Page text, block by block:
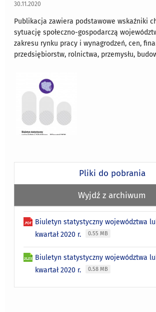
30.11.2020
Publikacja zawiera podstawowe wskaźniki
sytuację społeczno-gospodarczą
zakresu rynku pracy i wynagrodzeń, cen,
przedsiębiorstw, rolnictwa, przemysłu,
Pliki do pobrania
Wyjdź z archiwum
Biuletyn statystyczny województwa
kwartał 2020 r.
0.55 MB
Biuletyn statystyczny województwa
kwartał 2020 r.
0.58 MB